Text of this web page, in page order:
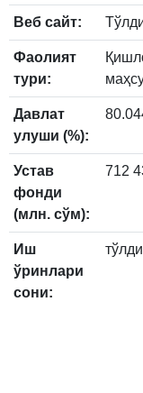
Веб сайт:
Фаолият
тури:
Давлат
улуши (%):
Устав
фонди
(млн. сўм):
712
Иш
ўринлари
сони: